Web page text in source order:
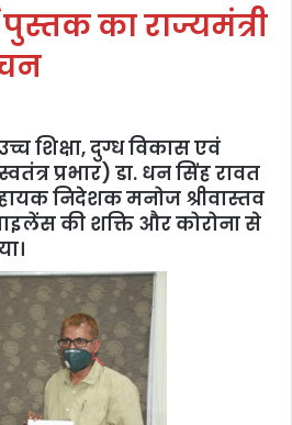
का राज्यमंत्री
शिक्षा, दुग्ध विकास एवं
प्रभार) डा. धन सिंह रावत
निदेशक मनोज श्रीवास्तव
की शक्ति और कोरोना से